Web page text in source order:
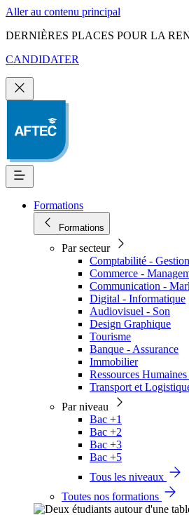
Aller au contenu principal
DERNIÈRES PLACES POUR LA
CANDIDATER
Formations
Formations
Par secteur
Comptabilité -
Commerce -
Communication -
Digital - Informatique
Audiovisuel - Son
Design Graphique
Tourisme
Banque - Assurance
Immobilier
Ressources
Transport et
Par niveau
Bac +1
Bac +2
Bac +3
Bac +5
Tous les niveaux
Toutes nos formations